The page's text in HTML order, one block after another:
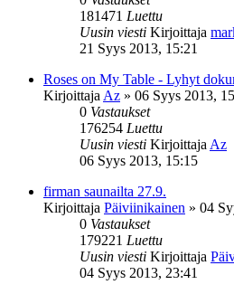
181471 Luettu
Uusin viesti Kirjoittaja
21 Syys 2013, 15:21
Roses on My Table - Lyhyt
Kirjoittaja Az » 06 Syys 2013,
0 Vastaukset
176254 Luettu
Uusin viesti Kirjoittaja Az
06 Syys 2013, 15:15
firman saunailta 27.9.
Kirjoittaja Päiviinikainen » 04
0 Vastaukset
179221 Luettu
Uusin viesti Kirjoittaja
04 Syys 2013, 23:41